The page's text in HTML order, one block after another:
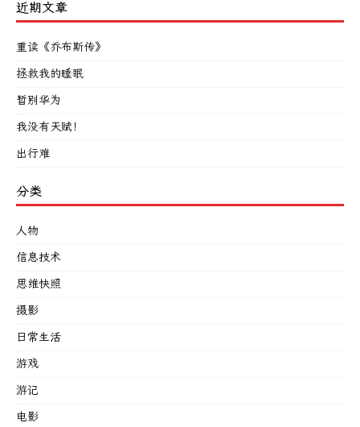
近期文章
重读《乔布斯传》
拯救我的睡眠
暂别华为
我没有天赋！
出行难
分类
人物
信息技术
思维快照
摄影
日常生活
游戏
游记
电影